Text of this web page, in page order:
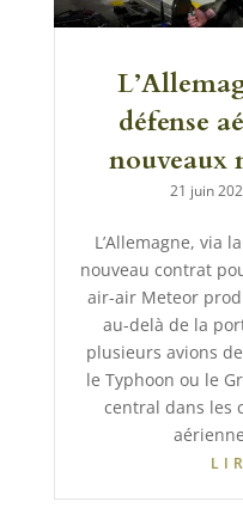
défense
nouveaux
21 juin
L’Allemagne, via
nouveau contrat
air-air Meteor
au-delà de la
plusieurs avions
le Typhoon ou le
central dans les